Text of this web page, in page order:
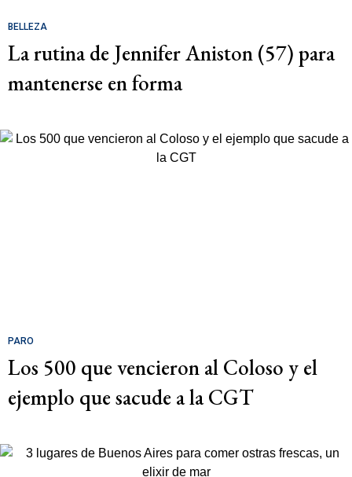
BELLEZA
La rutina de Jennifer Aniston (57) para
mantenerse en forma
PARO
Los 500 que vencieron al Coloso y el
ejemplo que sacude a la CGT